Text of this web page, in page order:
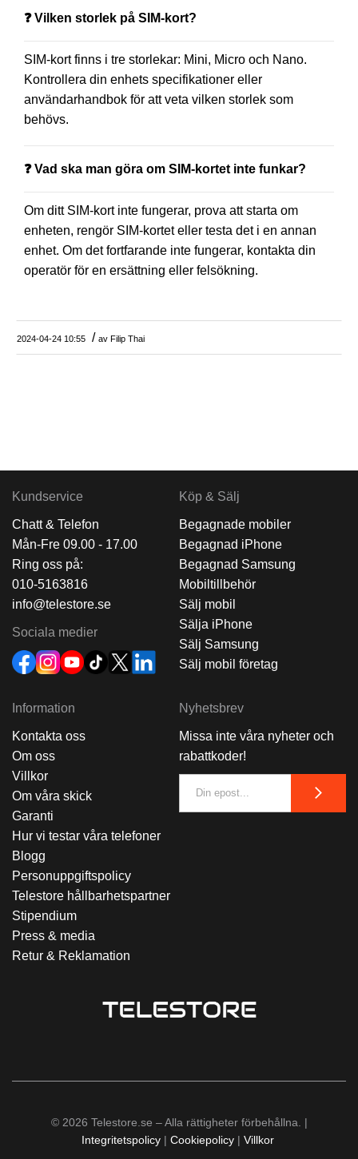
❓ Vilken storlek på SIM-kort?
SIM-kort finns i tre storlekar: Mini, Micro och Nano.
Kontrollera din enhets specifikationer eller
användarhandbok för att veta vilken storlek som
behövs.
❓ Vad ska man göra om SIM-kortet inte funkar?
Om ditt SIM-kort inte fungerar, prova att starta om
enheten, rengör SIM-kortet eller testa det i en annan
enhet. Om det fortfarande inte fungerar, kontakta din
operatör för en ersättning eller felsökning.
2024-04-24 10:55 / av Filip Thai
Kundservice
Chatt & Telefon
Mån-Fre 09.00 - 17.00
Ring oss på:
010-5163816
info@telestore.se
Sociala medier
Köp & Sälj
Begagnade mobiler
Begagnad iPhone
Begagnad Samsung
Mobiltillbehör
Sälj mobil
Sälja iPhone
Sälj Samsung
Sälj mobil företag
Information
Kontakta oss
Om oss
Villkor
Om våra skick
Garanti
Hur vi testar våra telefoner
Blogg
Personuppgiftspolicy
Telestore hållbarhetspartner
Stipendium
Press & media
Retur & Reklamation
Nyhetsbrev
Missa inte våra nyheter och
rabattkoder!
© 2026 Telestore.se – Alla rättigheter förbehållna. |
Integritetspolicy| Cookiepolicy| Villkor